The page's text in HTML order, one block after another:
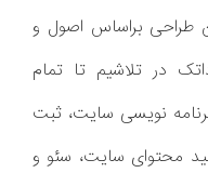
طراحی براساس اصول و
در تلاشیم تا تمام
نویسی سایت، ثبت
محتوای سایت، سئو و